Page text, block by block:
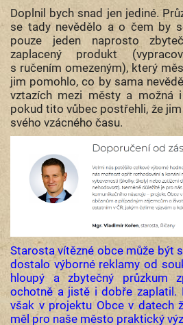
Doplnil bych snad jen jediné.
se tady nevědělo a o čem by
pouze jeden naprosto
zaplacený produkt
s ručením omezeným), který
jim pomohlo, co by sama
vztazích mezi městy a možná
pokud tito vůbec postřehli, že
svého vzácného času.
Starosta vítězné obce může být
dostalo výborné reklamy od
hloupý a zbytečný průzkum
ochotně a jistě i dobře zaplatil.
však v projektu Obce v datech
měl pro naše město praktický